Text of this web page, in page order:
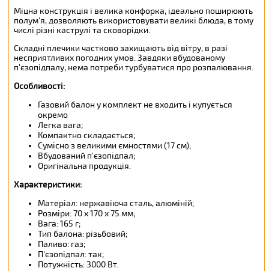
Міцна конструкція і велика конфорка, ідеально поширюють
полум'я, дозволяють використовувати великі блюда, в тому
числі різні каструлі та сковорідки.
Складні плечики частково захищають від вітру, в разі
несприятливих погодних умов. Завдяки вбудованому
п'єзопідпалу, нема потреби турбуватися про розпалювання.
Особливості:
Газовий балон у комплект не входить і купується
окремо
Легка вага;
Компактно складається;
Сумісно з великими ємностями (17 см);
Вбудований п'єзопідпал;
Оригінальна продукція.
Характеристики:
Матеріал: нержавіюча сталь, алюміній;
Розміри: 70 х 170 х 75 мм;
Вага: 165 г;
Тип балона: різьбовий;
Паливо: газ;
П'єзопідпал: так;
Потужність: 3000 Вт.